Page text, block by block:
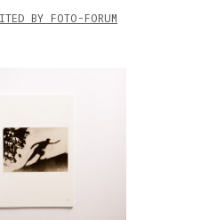
BY FOTO-FORUM